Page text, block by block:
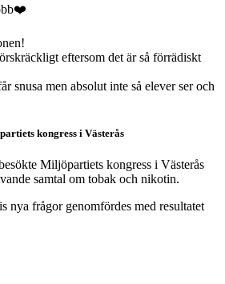
eftersom det är så förrädiskt
snusa men absolut inte så elever ser och
kongress i Västerås
Miljöpartiets kongress i Västerås
samtal om tobak och nikotin.
nya frågor genomfördes med resultatet